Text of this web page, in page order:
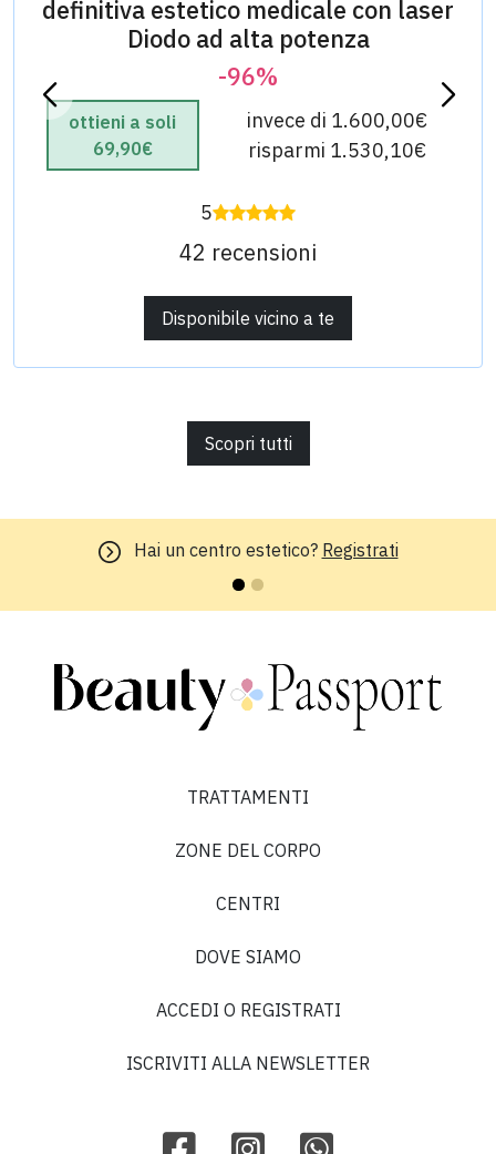
definitiva estetico medicale con laser
Diodo ad alta potenza
-96%
ottieni a soli
69,90€
invece di 1.600,00€
risparmi 1.530,10€
5
42 recensioni
Disponibile vicino a te
Scopri tutti
un centro estetico? Registrati
TRATTAMENTI
ZONE DEL CORPO
CENTRI
DOVE SIAMO
ACCEDI O REGISTRATI
ISCRIVITI ALLA NEWSLETTER